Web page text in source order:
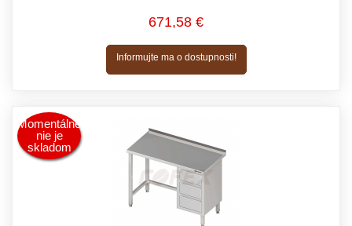
671,58 €
Informujte ma o dostupnosti!
Momentálne
nie je
skladom